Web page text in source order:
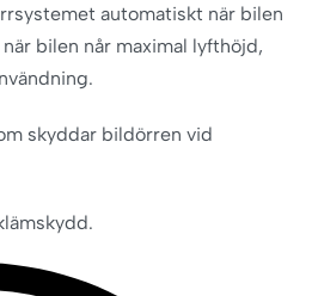
automatiskt när bilen
bilen når maximal lyfthöjd,
skyddar bildörren vid